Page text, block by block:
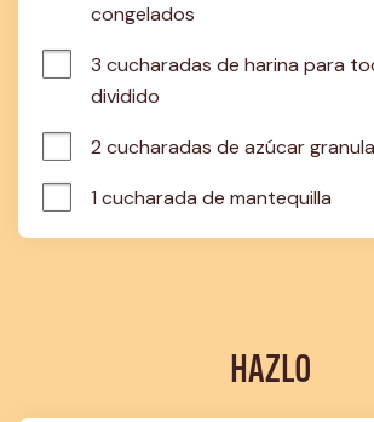
congelados
3 cucharadas de harina para
dividido
2 cucharadas de azúcar
1 cucharada de mantequilla
HAZLO